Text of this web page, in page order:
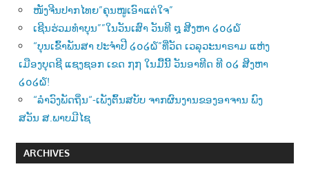
ໜັງຈີນປາກໄທຍ”ຄຸນໜູເອົາແຕ່ໃຈ”
ເຊີນຮ່ວມທຳບຸນ””ໃນວັນເສົາ ວັນທີ ໘ ສີງຫາ ໒໐໒໖
“ບຸນເຂົ້າພັນສາ ປະຈຳປີ ໒໐໒໖”ທີ່ວັດ ເວລຸວະນາຣາມ ແຫ່ງ
ເມືອງບຸດຊີ ແຊງຊອກ ເຂດ ໗໗ ໃນມື້ນີ້ ວັນອາທີດ ທີ ໐໒ ສີງຫາ
໒໐໒໖!
“ລຳວົງພັດຖິ່ນ“-ເພັງຕົ້ນສບັບ ຈາກຜົນງານຂອງອາຈານ ພົງ
ສວັນ ສ.ພາບມີໄຊ
ARCHIVES